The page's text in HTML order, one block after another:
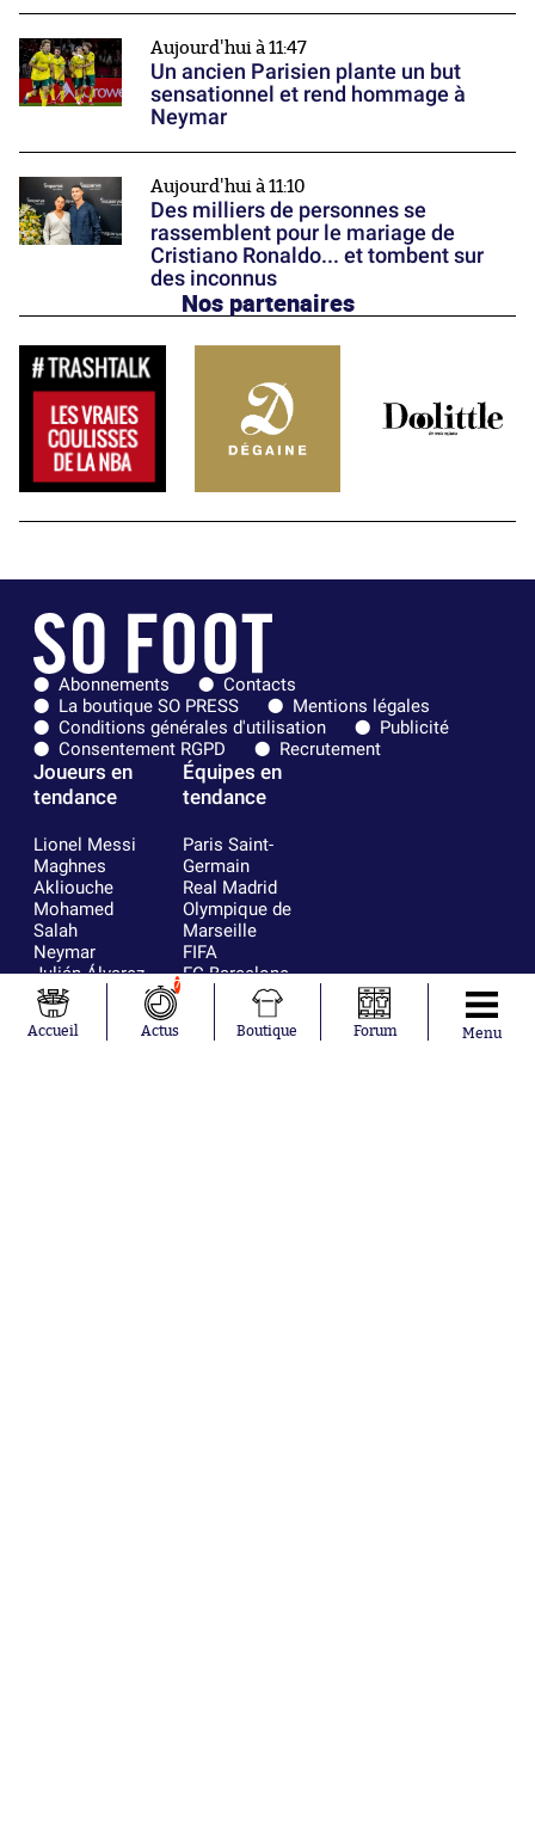
Aujourd'hui à 11:47
Un ancien Parisien plante un but
sensationnel et rend hommage à
Neymar
Aujourd'hui à 11:10
Des milliers de personnes se
rassemblent pour le mariage de
Cristiano Ronaldo... et tombent sur
des inconnus
Nos partenaires
Abonnements
Contacts
La boutique SO PRESS
Mentions légales
Conditions générales d'utilisation
Publicité
Consentement RGPD
Recrutement
Joueurs en
tendance
Lionel Messi
Maghnes
Akliouche
Mohamed
Salah
Neymar
Julián Álvarez
Ferrán Torres
Kilian Corredor
Franco
Équipes en
tendance
Paris Saint-
Germain
Real Madrid
Olympique de
Marseille
FIFA
FC Barcelone
Argentine
Olympique
lyonnais
Accueil
7
Actus Boutique Forum Menu